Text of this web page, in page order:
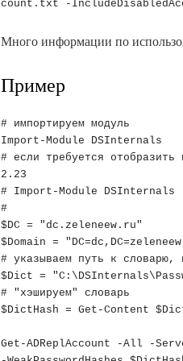
count.txt -
Много информации по
Пример
# импортируем модуль
Import-Module DSInternals
# если требуется отобразить
2.23
# Import-Module DSInternals
#
$DC = "dc.zeleneew.ru"
$Domain =
# указываем путь к словарю,
$Dict =
# "хэшируем" словарь
$DictHash = Get-Content
Get-ADReplAccount -All -